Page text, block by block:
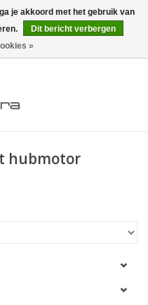
0 Artikelen - €0,00
hubmotor
je akkoord met het gebruik van
Dit bericht verbergen
»